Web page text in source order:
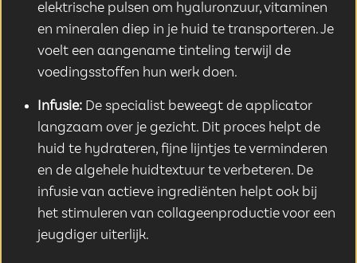
elektrische pulsen om hyaluronzuur, vitaminen
en mineralen diep in je huid te transporteren. Je
voelt een aangename tinteling terwijl de
voedingsstoffen hun werk doen.
Infusie: De specialist beweegt de applicator
langzaam over je gezicht. Dit proces helpt de
huid te hydrateren, fijne lijntjes te verminderen
en de algehele huidtextuur te verbeteren. De
infusie van actieve ingrediënten helpt ook bij
het stimuleren van collageenproductie voor een
jeugdiger uiterlijk.